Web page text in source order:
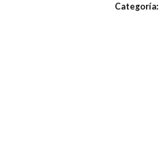
Categoría: